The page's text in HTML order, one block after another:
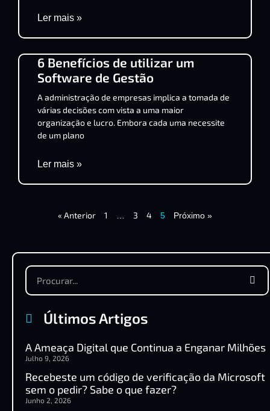
Ler mais »
6 Benefícios de utilizar um
Software de Gestão
A administração de empresas implica a tomada de
várias decisões com vista a uma maior
organização e lucro. Embora cada uma necessite
de um plano
Ler mais »
« Anterior 1 3 4 5 Próximo »
Últimos Artigos
A Ameaça Digital que Continua a Enganar Milhões
Julho 9, 2026
Recebeste um código de verificação da Microsoft
sem o pedir? Sabe o que fazer?
Junho 2, 2026